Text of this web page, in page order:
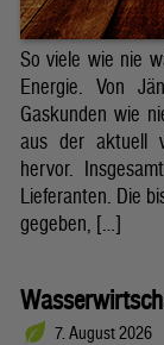
So viele wie nie
Energie. Von
Gaskunden wie
aus der aktuell
hervor.
Lieferanten. Die
gegeben, […]
7. August 2026